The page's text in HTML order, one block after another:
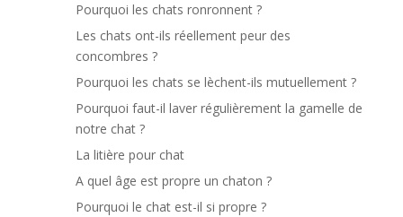
Pourquoi les chats ronronnent ?
Les chats ont-ils réellement peur des
concombres ?
Pourquoi les chats se lèchent-ils mutuellement ?
Pourquoi faut-il laver régulièrement la gamelle de
notre chat ?
La litière pour chat
A quel âge est propre un chaton ?
Pourquoi le chat est-il si propre ?